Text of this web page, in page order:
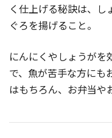
く仕上げる秘訣は、し
ぐろを揚げること。
にんにくやしょうがを
で、魚が苦手な方にも
はもちろん、お弁当や